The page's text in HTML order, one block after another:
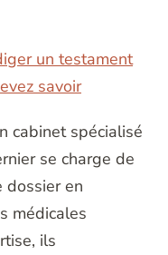
un testament
savoir
cabinet spécialisé
se charge de
dossier en
médicales
ils